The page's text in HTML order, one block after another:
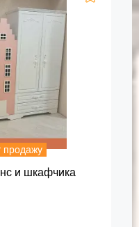
продажу
и шкафчика